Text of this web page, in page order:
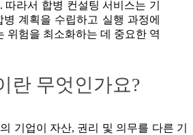
따라서 합병 컨설팅 서비스는 기
계획을 수립하고 실행 과정에
위험을 최소화하는 데 중요한 역
란 무엇인가요?
기업이 자산, 권리 및 의무를 다른 기